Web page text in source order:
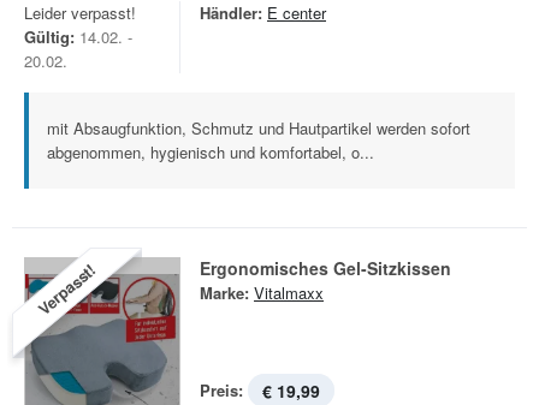
Leider verpasst!
Gültig: 14.02. -
20.02.
Händler: E center
mit Absaugfunktion, Schmutz und Hautpartikel werden sofort
abgenommen, hygienisch und komfortabel, o...
Verpasst! Ergonomisches Gel-Sitzkissen
Marke: Vitalmaxx
Preis: € 19,99